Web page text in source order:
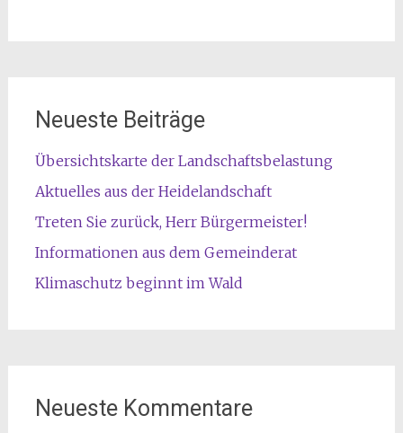
Neueste Beiträge
Übersichtskarte der Landschaftsbelastung
Aktuelles aus der Heidelandschaft
Treten Sie zurück, Herr Bürgermeister!
Informationen aus dem Gemeinderat
Klimaschutz beginnt im Wald
Neueste Kommentare